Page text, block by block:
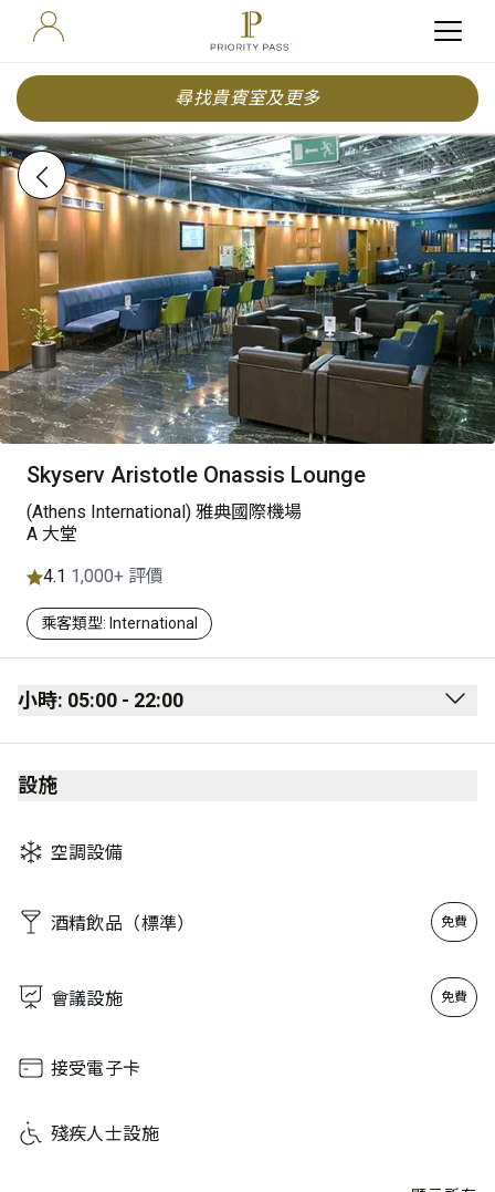
尋找貴賓室及更多
Skyserv Aristotle Onassis Lounge
(Athens International) 雅典國際機場
A 大堂
4.1 1,000+ 評價
乘客類型: International
小時: 05:00 - 22:00
Monday 05:00 - 22:00
Tuesday
Thursday
Friday 05:00 - 22:00
Sunday 05:00 - 22:00
設施
空調設備
酒精飲品（標準） 免費
會議設施 免費
接受電子卡
殘疾人士設施